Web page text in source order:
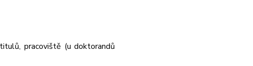
pracoviště (u doktorandů